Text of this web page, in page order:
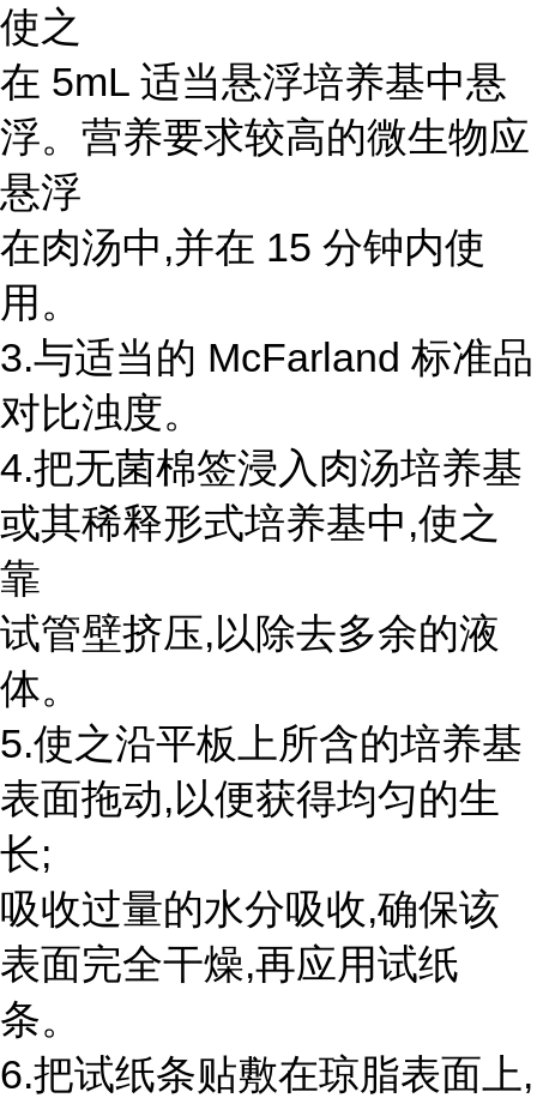
使之
在 5mL 适当悬浮培养基中悬
浮。营养要求较高的微生物应
悬浮
在肉汤中,并在 15 分钟内使
用。
3.与适当的 McFarland 标准品
对比浊度。
4.把无菌棉签浸入肉汤培养基
或其稀释形式培养基中,使之
靠
试管壁挤压,以除去多余的液
体。
5.使之沿平板上所含的培养基
表面拖动,以便获得均匀的生
长;
吸收过量的水分吸收,确保该
表面完全干燥,再应用试纸
条。
6.把试纸条贴敷在琼脂表面上,